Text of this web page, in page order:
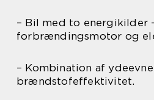
– Bil med to energikilder
forbrændingsmotor og
– Kombination af
brændstofeffektivitet.